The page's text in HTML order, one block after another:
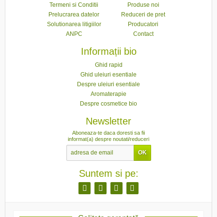
Termeni si Conditii
Prelucrarea datelor
Solutionarea litigiilor
ANPC
Produse noi
Reduceri de pret
Producatori
Contact
Informații bio
Ghid rapid
Ghid uleiuri esentiale
Despre uleiuri esentiale
Aromaterapie
Despre cosmetice bio
Newsletter
Aboneaza-te daca doresti sa fii
informat(a) despre noutati/reduceri
Suntem si pe: